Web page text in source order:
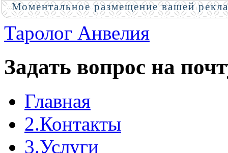
Таролог Анвелия
Задать вопрос на
Главная
2.Контакты
3.Услуги
Моментальное размещение вашей